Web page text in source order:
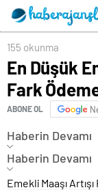
155 okunma
En Düşük
Fark
ABONE OL
Haberin Devamı
Haberin Devamı
Emekli Maaşı